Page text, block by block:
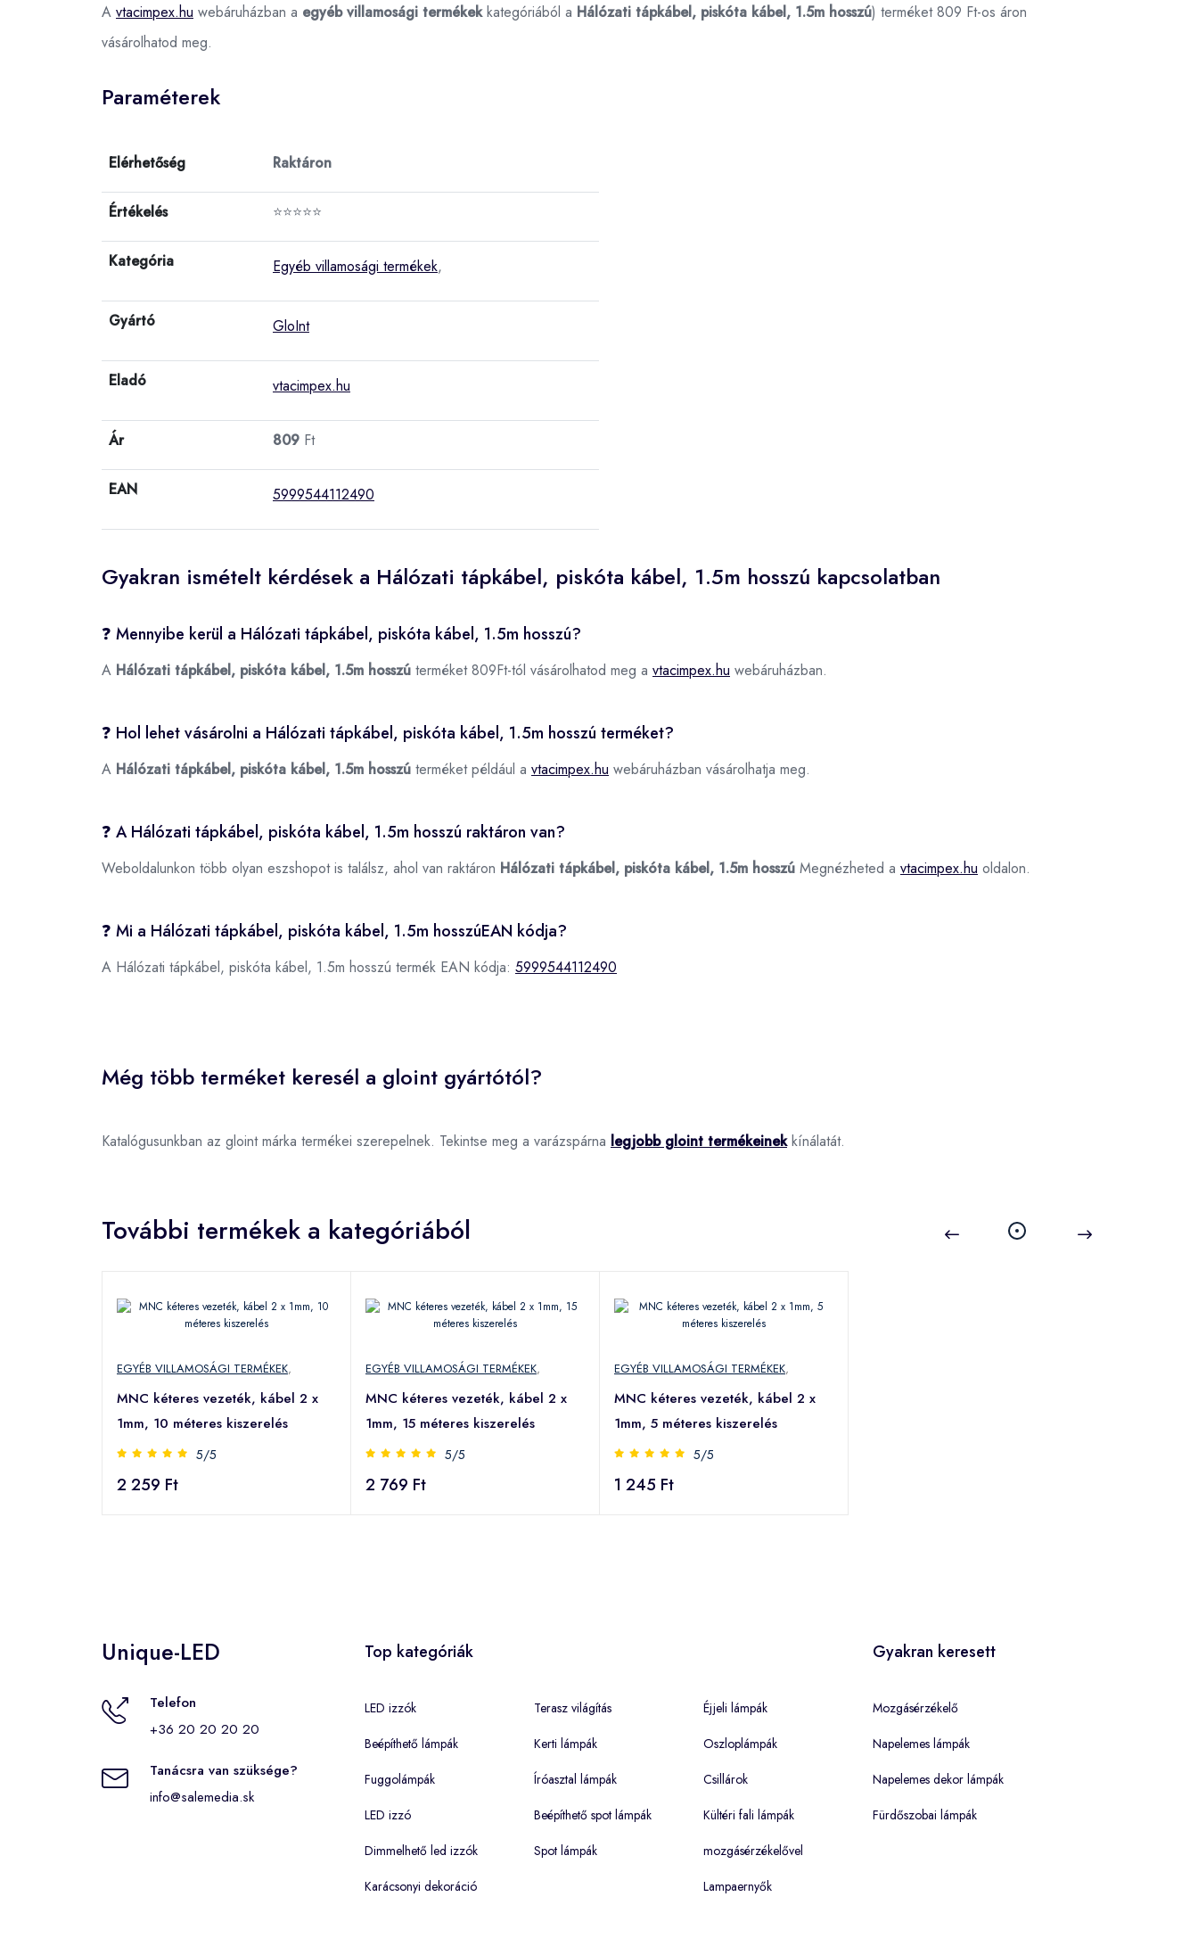
A vtacimpex.hu webáruházban a egyéb villamosági termékekkategóriából a Hálózati tápkábel, piskóta kábel, 1.5m hosszú) terméket 809 Ft-os áron
vásárolhatod meg.
Paraméterek
Elérhetőség Raktáron
Értékelés ⭐⭐⭐⭐⭐
Kategória Egyéb villamosági termékek,
Gyártó GloInt
Eladó vtacimpex.hu
Ár 809 Ft
EAN 5999544112490
Gyakran ismételt kérdések a Hálózati tápkábel, piskóta kábel, 1.5m hosszú kapcsolatban
❓ Mennyibe kerül a Hálózati tápkábel, piskóta kábel, 1.5m hosszú?
A Hálózati tápkábel, piskóta kábel, 1.5m hosszú terméket 809Ft-tól vásárolhatod meg a vtacimpex.hu webáruházban.
❓ Hol lehet vásárolni a Hálózati tápkábel, piskóta kábel, 1.5m hosszú terméket?
A Hálózati tápkábel, piskóta kábel, 1.5m hosszú terméket például a vtacimpex.hu webáruházban vásárolhatja meg.
❓ A Hálózati tápkábel, piskóta kábel, 1.5m hosszú raktáron van?
Weboldalunkon több olyan eszshopot is találsz, ahol van raktáron Hálózati tápkábel, piskóta kábel, 1.5m hosszú Megnézheted a vtacimpex.hu oldalon.
❓ Mi a Hálózati tápkábel, piskóta kábel, 1.5m hosszúEAN kódja?
A Hálózati tápkábel, piskóta kábel, 1.5m hosszú termék EAN kódja: 5999544112490
Még több terméket keresél a gloint gyártótól?
Katalógusunkban az gloint márka termékei szerepelnek. Tekintse meg a varázspárna legjobb gloint termékeinekkínálatát.
További termékek a kategóriából
EGYÉB VILLAMOSÁGI TERMÉKEK,
MNC kéteres vezeték, kábel 2 x
1mm, 10 méteres kiszerelés
5/5
2 259 Ft
EGYÉB VILLAMOSÁGI TERMÉKEK,
MNC kéteres vezeték, kábel 2 x
1mm, 15 méteres kiszerelés
5/5
2 769 Ft
EGYÉB VILLAMOSÁGI TERMÉKEK,
MNC kéteres vezeték, kábel 2 x
1mm, 5 méteres kiszerelés
5/5
1 245 Ft
Unique-LED
Telefon
+36 20 20 20 20
Tanácsra van szüksége?
info@salemedia.sk
Top kategóriák
LED izzók
Beépíthető lámpák
Fuggolámpák
LED izzó
Dimmelhető led izzók
Karácsonyi dekoráció
Terasz világítás
Kerti lámpák
Íróasztal lámpák
Beépíthető spot lámpák
Spot lámpák
Éjjeli lámpák
Oszloplámpák
Csillárok
Kültéri fali lámpák
mozgásérzékelővel
Lampaernyők
Gyakran keresett
Mozgásérzékelő
Napelemes lámpák
Napelemes dekor lámpák
Fürdőszobai lámpák